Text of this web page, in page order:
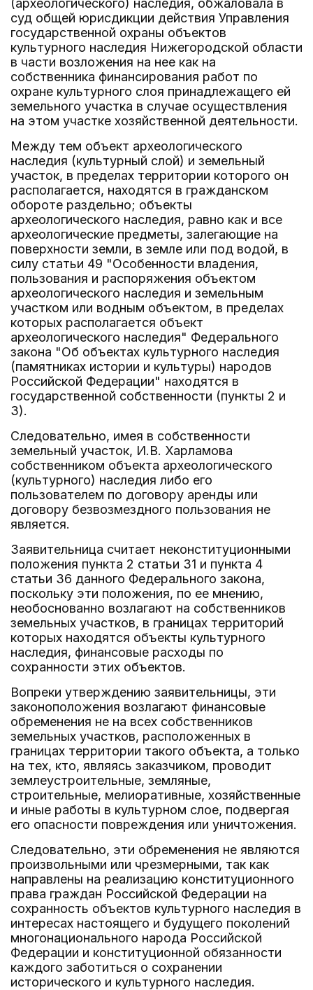
(археологического) наследия, обжаловала в
суд общей юрисдикции действия Управления
государственной охраны объектов
культурного наследия Нижегородской области
в части возложения на нее как на
собственника финансирования работ по
охране культурного слоя принадлежащего ей
земельного участка в случае осуществления
на этом участке хозяйственной деятельности.
Между тем объект археологического
наследия (культурный слой) и земельный
участок, в пределах территории которого он
располагается, находятся в гражданском
обороте раздельно; объекты
археологического наследия, равно как и все
археологические предметы, залегающие на
поверхности земли, в земле или под водой, в
силу статьи 49 "Особенности владения,
пользования и распоряжения объектом
археологического наследия и земельным
участком или водным объектом, в пределах
которых располагается объект
археологического наследия" Федерального
закона "Об объектах культурного наследия
(памятниках истории и культуры) народов
Российской Федерации" находятся в
государственной собственности (пункты 2 и
3).
Следовательно, имея в собственности
земельный участок, И.В. Харламова
собственником объекта археологического
(культурного) наследия либо его
пользователем по договору аренды или
договору безвозмездного пользования не
является.
Заявительница считает неконституционными
положения пункта 2 статьи 31 и пункта 4
статьи 36 данного Федерального закона,
поскольку эти положения, по ее мнению,
необоснованно возлагают на собственников
земельных участков, в границах территорий
которых находятся объекты культурного
наследия, финансовые расходы по
сохранности этих объектов.
Вопреки утверждению заявительницы, эти
законоположения возлагают финансовые
обременения не на всех собственников
земельных участков, расположенных в
границах территории такого объекта, а только
на тех, кто, являясь заказчиком, проводит
землеустроительные, земляные,
строительные, мелиоративные, хозяйственные
и иные работы в культурном слое, подвергая
его опасности повреждения или уничтожения.
Следовательно, эти обременения не являются
произвольными или чрезмерными, так как
направлены на реализацию конституционного
права граждан Российской Федерации на
сохранность объектов культурного наследия в
интересах настоящего и будущего поколений
многонационального народа Российской
Федерации и конституционной обязанности
каждого заботиться о сохранении
исторического и культурного наследия.